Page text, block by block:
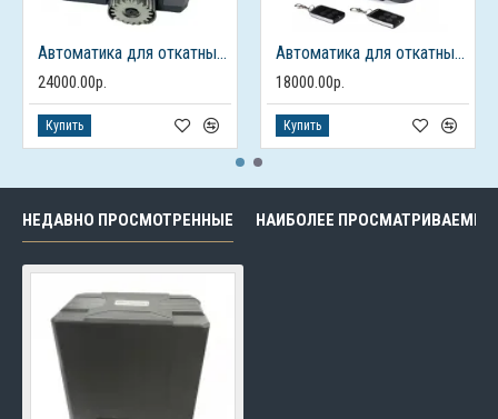
Автоматика для откатных ворот FURNITEH PY 1000 AC
24000.00р.
Купить
Автоматика для откатных ворот FURNITEH SL 600 AC
18000.00р.
Купить
НЕДАВНО ПРОСМОТРЕННЫЕ НАИБОЛЕЕ ПРОСМАТРИВАЕМЫЕ